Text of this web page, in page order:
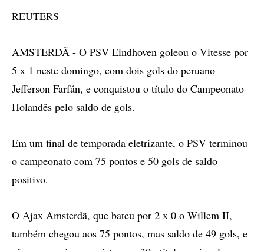
REUTERS
AMSTERDÃ - O PSV Eindhoven goleou o Vitesse por
5 x 1 neste domingo, com dois gols do peruano
Jefferson Farfán, e conquistou o título do Campeonato
Holandês pelo saldo de gols.
Em um final de temporada eletrizante, o PSV terminou
o campeonato com 75 pontos e 50 gols de saldo
positivo.
O Ajax Amsterdã, que bateu por 2 x 0 o Willem II,
também chegou aos 75 pontos, mas saldo de 49 gols, e